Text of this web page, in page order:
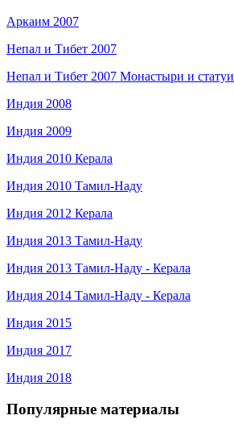
Аркаим 2007
Непал и Тибет 2007
Непал и Тибет 2007 Монастыри и статуи
Индия 2008
Индия 2009
Индия 2010 Керала
Индия 2010 Тамил-Наду
Индия 2012 Керала
Индия 2013 Тамил-Наду
Индия 2013 Тамил-Наду - Керала
Индия 2014 Тамил-Наду - Керала
Индия 2015
Индия 2017
Индия 2018
Популярные материалы